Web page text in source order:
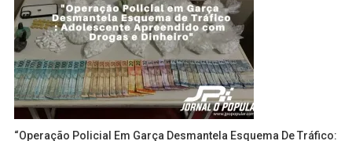
“Operação Policial Em Garça Desmantela Esquema De Tráfico: